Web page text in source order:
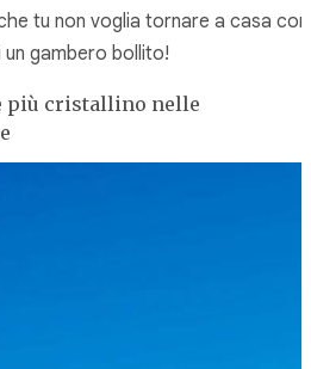
tu non voglia tornare a casa con
gambero bollito!
più cristallino nelle